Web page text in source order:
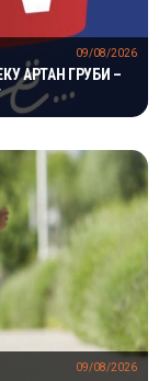
АРТАН ГРУБИ –
09/08/2026
09/08/2026